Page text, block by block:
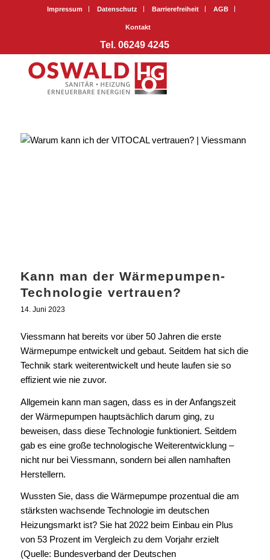
Impressum Datenschutz Barrierefreiheit AGB
Kontakt
Tel. 06249 4245
Kann man der Wärmepumpen-
Technologie vertrauen?
14. Juni 2023
Viessmann hat bereits vor über 50 Jahren die erste
Wärmepumpe entwickelt und gebaut. Seitdem hat sich die
Technik stark weiterentwickelt und heute laufen sie so
effizient wie nie zuvor.
Allgemein kann man sagen, dass es in der Anfangszeit
der Wärmepumpen hauptsächlich darum ging, zu
beweisen, dass diese Technologie funktioniert. Seitdem
gab es eine große technologische Weiterentwicklung –
nicht nur bei Viessmann, sondern bei allen namhaften
Herstellern.
Wussten Sie, dass die Wärmepumpe prozentual die am
stärksten wachsende Technologie im deutschen
Heizungsmarkt ist? Sie hat 2022 beim Einbau ein Plus
von 53 Prozent im Vergleich zu dem Vorjahr erzielt
(Quelle: Bundesverband der Deutschen